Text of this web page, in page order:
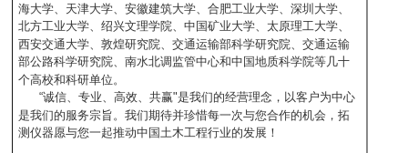
海大学、天津大学、安徽建筑大学、合肥工业大学、深圳大学、
北方工业大学、绍兴文理学院、中国矿业大学、太原理工大学、
西安交通大学、敦煌研究院、交通运输部科学研究院、交通运输
部公路科学研究院、南水北调监管中心和中国地质科学院等几十
个高校和科研单位。
“诚信、专业、高效、共赢"是我们的经营理念，以客户为中心
是我们的服务宗旨。我们期待并珍惜每一次与您合作的机会，拓
测仪器愿与您一起推动中国土木工程行业的发展！